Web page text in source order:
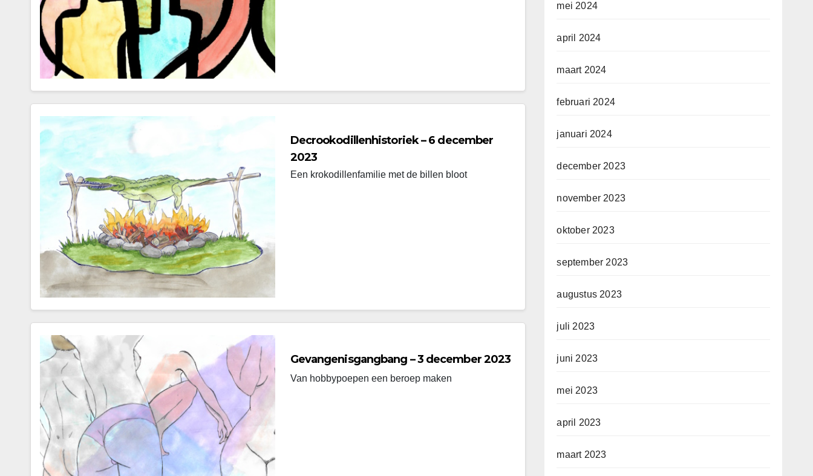
Decrookodillenhistoriek – 6 december
2023
Een krokodillenfamilie met de billen bloot
Gevangenisgangbang – 3 december 2023
Van hobbypoepen een beroep maken
mei 2024
april 2024
maart 2024
februari 2024
januari 2024
december 2023
november 2023
oktober 2023
september 2023
augustus 2023
juli 2023
juni 2023
mei 2023
april 2023
maart 2023